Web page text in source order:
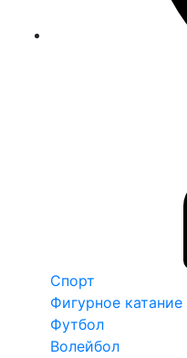
Спорт
Фигурное катание
Футбол
Волейбол